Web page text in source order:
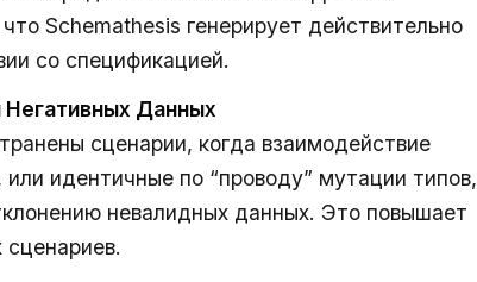
Schemathesis генерирует действительно
со спецификацией.
Данных
сценарии, когда взаимодействие
или идентичные по “проводу” мутации типов,
невалидных данных. Это повышает
сценариев.